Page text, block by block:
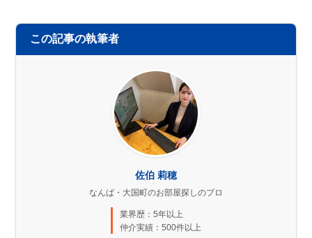
この記事の執筆者
佐伯 莉穂
なんば・大国町のお部屋探しのプロ
業界歴：5年以上
仲介実績：500件以上